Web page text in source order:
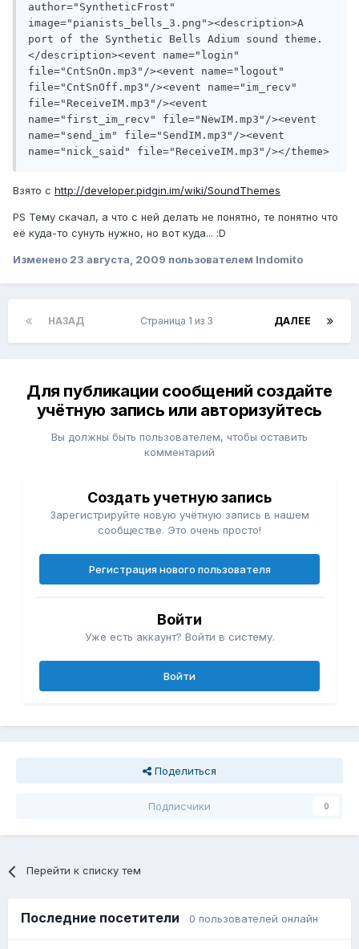
author="SyntheticFrost"
image="pianists_bells_3.png"><description>A
port of the Synthetic Bells Adium sound theme.
</description><event name="login"
file="CntSnOn.mp3"/><event name="logout"
file="CntSnOff.mp3"/><event name="im_recv"
file="ReceiveIM.mp3"/><event
name="first_im_recv" file="NewIM.mp3"/><event
name="send_im" file="SendIM.mp3"/><event
name="nick_said" file="ReceiveIM.mp3"/></theme>
Взято с http://developer.pidgin.im/wiki/SoundThemes
PS Тему скачал, а что с ней делать не понятно, те понятно что
её куда-то сунуть нужно, но вот куда... :D
Изменено 23 августа, 2009 пользователем Indomito
НАЗАД ДАЛЕЕ
Страница 1 из 3
Для публикации сообщений создайте
учётную запись или авторизуйтесь
Вы должны быть пользователем, чтобы оставить
комментарий
Создать учетную запись
Зарегистрируйте новую учётную запись в нашем
сообществе. Это очень просто!
Регистрация нового пользователя
Войти
Уже есть аккаунт? Войти в систему.
Войти
Поделиться
Подписчики 0
Перейти к списку тем
Последние посетители 0 пользователей онлайн